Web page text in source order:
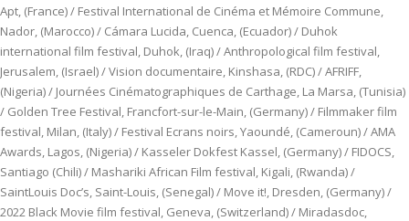
Apt, (France) / Festival International de Cinéma et Mémoire Commune,
Nador, (Marocco) / Cámara Lucida, Cuenca, (Ecuador) / Duhok
international film festival, Duhok, (Iraq) / Anthropological film festival,
Jerusalem, (Israel) / Vision documentaire, Kinshasa, (RDC) / AFRIFF,
(Nigeria) / Journées Cinématographiques de Carthage, La Marsa, (Tunisia)
/ Golden Tree Festival, Francfort-sur-le-Main, (Germany) / Filmmaker film
festival, Milan, (Italy) / Festival Ecrans noirs, Yaoundé, (Cameroun) / AMA
Awards, Lagos, (Nigeria) / Kasseler Dokfest Kassel, (Germany) / FIDOCS,
Santiago (Chili) / Mashariki African Film festival, Kigali, (Rwanda) /
SaintLouis Doc’s, Saint-Louis, (Senegal) / Move it!, Dresden, (Germany) /
2022 Black Movie film festival, Geneva, (Switzerland) / Miradasdoc,